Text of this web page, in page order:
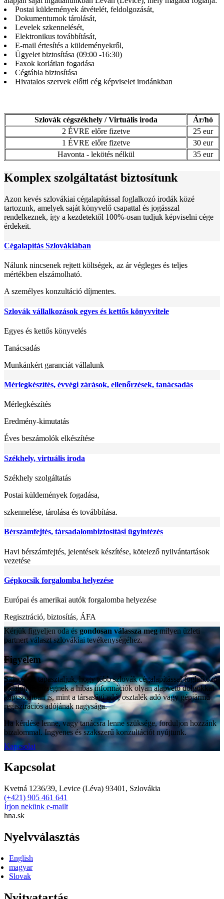
Postai küldemények átvételét, feldolgozását,
Dokumentumok tárolását,
Levelek szkennelését,
Elektronikus továbbítását,
E-mail értesítés a küldeményekről,
Ügyelet biztosítása (09:00 -16:30)
Faxok korlátlan fogadása
Cégtábla biztosítása
Hivatalos szervek előtti cég képviselet irodánkban
Szlovák cégszékhely / Virtuális iroda
Ár/hó
2 ÉVRE előre fizetve
25 eur
1 ÉVRE előre fizetve
30 eur
Havonta - lekötés nélkül
35 eur
Komplex szolgáltatást biztosítunk
Azon kevés szlovákiai cégalapítással foglalkozó irodák közé
tartozunk, amelyek saját könyvelő csapattal és jogásszal
rendelkeznek, így a kezdetektől 100%-osan tudjuk képviselni cége
érdekeit.
Cégalapítás Szlovákiában
Nálunk nincsenek rejtett költségek, az ár végleges és teljes
mértékben elszámolható.
A személyes konzultáció díjmentes.
Szlovák vállalkozások egyes és kettős könyvvitele
Egyes és kettős könyvelés
Tanácsadás
Munkánkért garanciát vállalunk
Mérlegkészítés, évvégi zárások, ellenőrzések, tanácsadás
Mérlegkészítés
Eredmény-kimutatás
Éves beszámolók elkészítése
Székhely, virtuális iroda
Székhely szolgáltatás
Postai küldemények fogadása,
szkennelése, tárolása és továbbítása.
Bérszámfejtés, társadalombiztosítási ügyintézés
Havi bérszámfejtés, jelentések készítése, kötelező nyilvántartások
vezetése
Gépkocsik forgalomba helyezése
Európai és amerikai autók forgalomba helyezése
Regisztráció, biztosítás, ÁFA
Kérjük figyeljen oda és gondosan válassza meg milyen üzleti
partnert választ szlovákiai tevékenységéhez.
Figyelem
Sajnos azt tapasztaljuk, hogy több szlovák cégalapítással foglalkozó
oldalon hemzsegnek a hibás információk olyan alapvető dolgokkal
kapcsolatban is, mint a társasági adó, osztalék adó vagy gépjármű
regisztrációs adójának nagysága.
Ha kérdése lenne, vagy tanácsra lenne szüksége, forduljon hozzánk
bizalommal. Ingyenes és szakszerű konzultációt nyújtunk.
Kapcsolat
Kapcsolat
Kvetná 1236/39, Levice (Léva) 93401, Szlovákia
(+421) 905 461 641
Írjon nekünk e-mailt
hna.sk
Nyelvválasztás
English
magyar
Slovak